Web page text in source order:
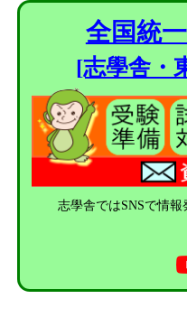
全国統
[志學舎・
志學舎ではSNSで情